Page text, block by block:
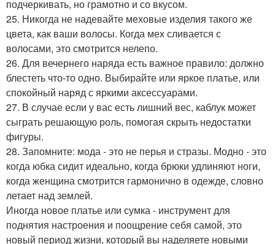
подчеркивать, но грамотно и со вкусом.
25. Никогда не надевайте меховые изделия такого же
цвета, как ваши волосы. Когда мех сливается с
волосами, это смотрится нелепо.
26. Для вечернего наряда есть важное правило: должно
блестеть что-то одно. Выбирайте или яркое платье, или
спокойный наряд с яркими аксессуарами.
27. В случае если у вас есть лишний вес, каблук может
сыграть решающую роль, помогая скрыть недостатки
фигуры.
28. Запомните: мода - это не перья и стразы. Модно - это
когда юбка сидит идеально, когда брюки удлиняют ноги,
когда женщина смотрится гармонично в одежде, словно
летает над землей.
Иногда новое платье или сумка - инструмент для
поднятия настроения и поощрение себя самой, это
новый период жизни, который вы наделяете новыми